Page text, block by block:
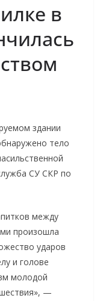
в
здании
тело
СУ СКР по
между
произошла
ударов
и голове
молодой
—